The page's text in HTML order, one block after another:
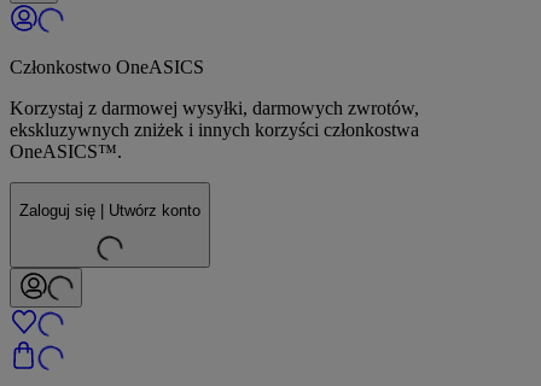
Członkostwo OneASICS
Korzystaj z darmowej wysyłki, darmowych zwrotów,
ekskluzywnych zniżek i innych korzyści członkostwa
OneASICS™.
Zaloguj się | Utwórz konto